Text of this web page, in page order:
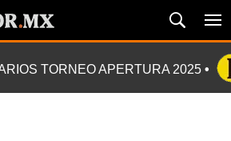
TORNEO APERTURA 2025